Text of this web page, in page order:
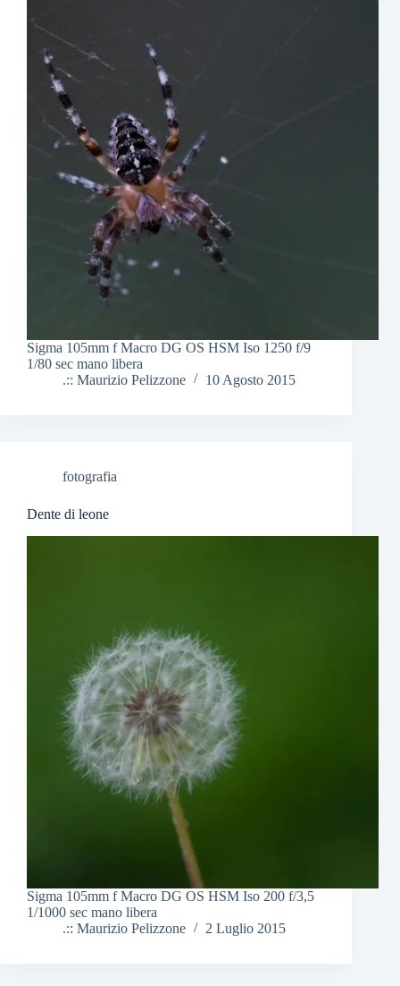
Sigma 105mm f Macro DG OS HSM Iso 1250 f/9
1/80 sec mano libera
.:: Maurizio Pelizzone
10 Agosto 2015
fotografia
Dente di leone
Sigma 105mm f Macro DG OS HSM Iso 200 f/3,5
1/1000 sec mano libera
.:: Maurizio Pelizzone
2 Luglio 2015